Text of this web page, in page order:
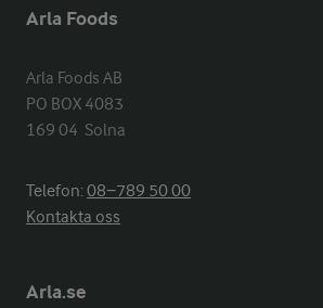
Arla Foods
Arla Foods AB
PO BOX 4083
169 04  Solna
Telefon:08−789 50 00
Kontakta oss
Arla.se